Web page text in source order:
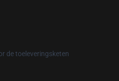
de toeleveringsketen